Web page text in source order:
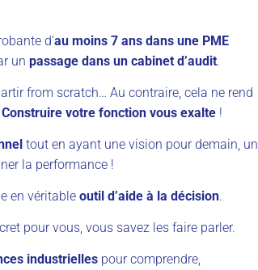
d’au moins 7 ans dans une PME
un passage dans un cabinet d’audit.
from scratch… Au contraire, cela ne rend
Construire votre fonction vous exalte !
tout en ayant une vision pour demain, un
la performance !
en véritable outil d’aide à la décision.
pour vous, vous savez les faire parler.
industrielles pour comprendre,